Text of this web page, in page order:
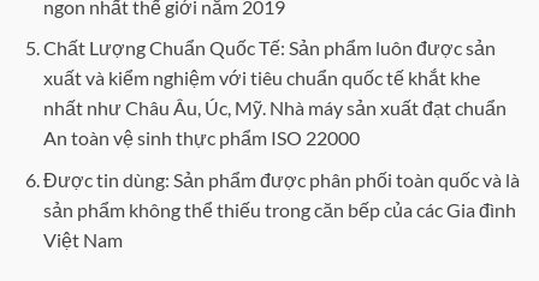
ngon nhất thế giới năm 2019
Chất Lượng Chuẩn Quốc Tế: Sản phẩm luôn được sản
xuất và kiểm nghiệm với tiêu chuẩn quốc tế khắt khe
nhất như Châu Âu, Úc, Mỹ. Nhà máy sản xuất đạt chuẩn
An toàn vệ sinh thực phẩm ISO 22000
Được tin dùng: Sản phẩm được phân phối toàn quốc và là
sản phẩm không thể thiếu trong căn bếp của các Gia đình
Việt Nam